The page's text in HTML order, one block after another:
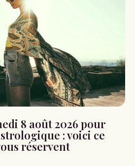
8 août 2026 pour
: voici ce
réservent